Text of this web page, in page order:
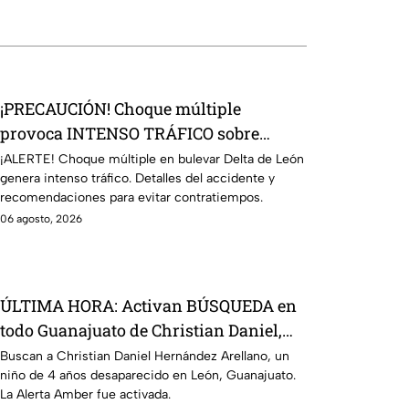
¡PRECAUCIÓN! Choque múltiple
provoca INTENSO TRÁFICO sobre
bulevar Delta HOY en León; CIERRAN
esta zona de la vialidad
¡ALERTE! Choque múltiple en bulevar Delta de León
genera intenso tráfico. Detalles del accidente y
recomendaciones para evitar contratiempos.
06 agosto, 2026
ÚLTIMA HORA: Activan BÚSQUEDA en
todo Guanajuato de Christian Daniel,
pequeño de 4 años desaparecido en
León
Buscan a Christian Daniel Hernández Arellano, un
niño de 4 años desaparecido en León, Guanajuato.
La Alerta Amber fue activada.